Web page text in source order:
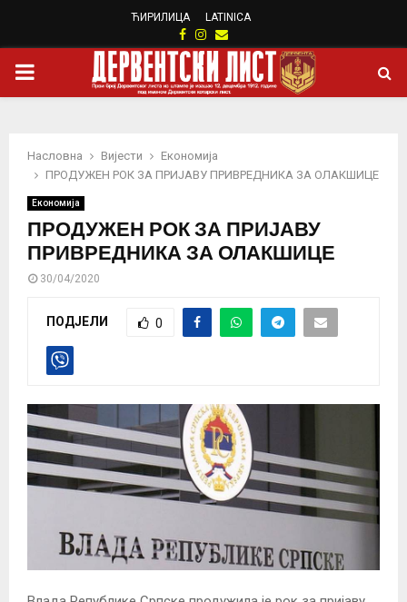
ЋИРИЛИЦА LATINICA
Facebook
Instagram
Email
PRIMARY
Насловна Вијести
Eкономија
ПРОДУЖЕН РОК ЗА ПРИЈАВУ ПРИВРЕДНИКА ЗА ОЛАКШИЦЕ
Eкономија
ПРОДУЖЕН РОК ЗА ПРИЈАВУ
ПРИВРЕДНИКА ЗА ОЛАКШИЦЕ
30/04/2020
ПОДЈЕЛИ 0